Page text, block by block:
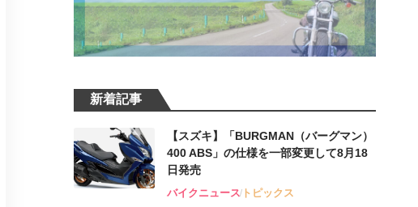
新着記事
【スズキ】「BURGMAN（バーグマン）
400 ABS」の仕様を一部変更して8月18
日発売
バイクニューストピックス